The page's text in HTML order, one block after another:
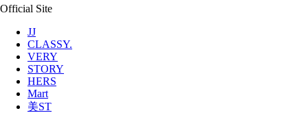
Official Site
JJ
CLASSY.
VERY
STORY
HERS
Mart
美ST